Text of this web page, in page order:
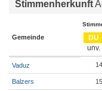
Stimmenherkunft
Gemeinde DU
Vaduz
Balzers